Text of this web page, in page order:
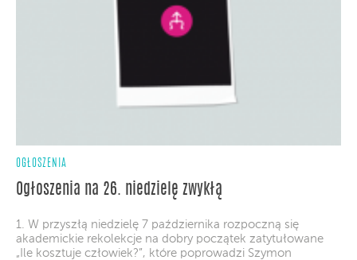
OGŁOSZENIA
Ogłoszenia na 26. niedzielę zwykłą
1. W przyszłą niedzielę 7 października rozpoczną się
akademickie rekolekcje na dobry początek zatytułowane
„Ile kosztuje człowiek?”, które poprowadzi Szymon